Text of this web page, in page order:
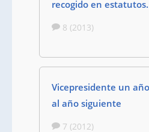
recogido en estatutos.
8 (2013)
Vicepresidente un
al año siguiente
7 (2012)